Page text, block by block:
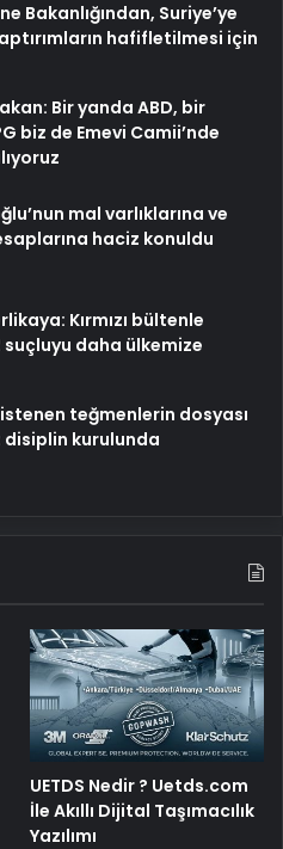
Bakanlığından, Suriye’ye
hafifletilmesi için
Bir yanda ABD, bir
biz de Emevi Camii’nde
mal varlıklarına ve
haciz konuldu
Kırmızı bültenle
daha ülkemize
teğmenlerin dosyası
disiplin kurulunda
UETDS Nedir ? Uetds.com
İle Akıllı Dijital Taşımacılık
Yazılımı